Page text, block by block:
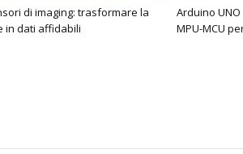
di imaging: trasformare la
in dati affidabili
Arduino
MPU-MCU